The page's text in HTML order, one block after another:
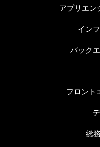
アプリエン
イン
バック
フロント
総